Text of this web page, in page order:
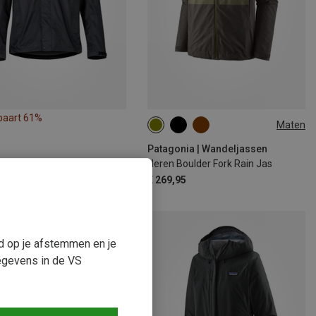
61%
Maten
Patagonia | Wandeljassen
Heren Boulder Fork Rain Jas
€ 269,95
S M L
op je afstemmen en je
in de VS